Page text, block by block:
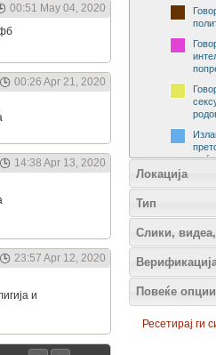
00:51 May 04, 2020
00:26 Apr 21, 2020
14:38 Apr 13, 2020
23:57 Apr 12, 2020
и
Локација
Тип
Слики,
Повеќе опции
Ресетирај ги